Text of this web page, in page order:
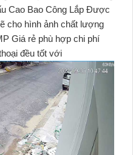
Cao Bao Công Lắp Được
cho hình ảnh chất lượng
Giá rẻ phù hợp chi phí
đều tốt với